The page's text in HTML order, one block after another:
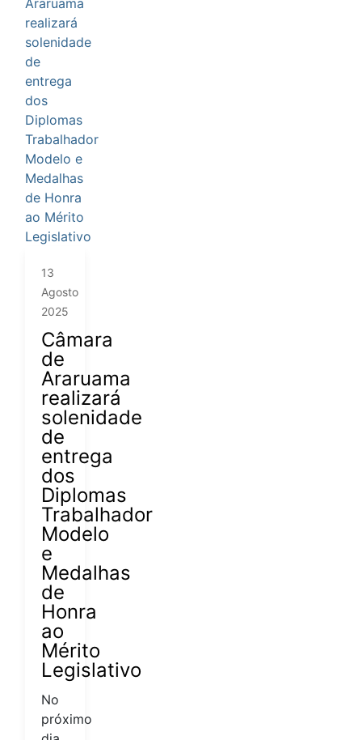
13
Agosto
2025
Câmara
de
Araruama
realizará
solenidade
de
entrega
dos
Diplomas
Trabalhador
Modelo
e
Medalhas
de
Honra
ao
Mérito
Legislativo
No
próximo